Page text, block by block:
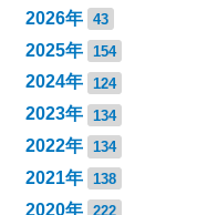
2026年 43
2025年 154
2024年 124
2023年 134
2022年 134
2021年 138
2020年 222